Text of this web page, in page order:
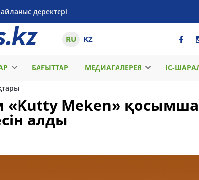
деректері
RU KZ
БАҒЫТТАР МЕДИАГАЛЕРЕЯ ІС-
«Kutty Meken»
алды